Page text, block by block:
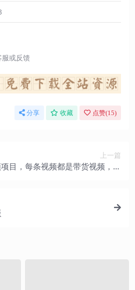
或反馈
分享 收藏 点赞(15)
上一篇
目，每条视频都是带货视频，新